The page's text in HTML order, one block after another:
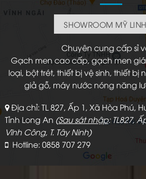
SHOWROOM MỸ
Chuyên cung cấp sỉ
Gạch men cao cấp, gạch men
loại, bột trét, thiết bị vệ sinh, thiết bị
giả gỗ, máy nước nóng năng
Địa chỉ: TL 827, Ấp 1, Xã Hòa Phú,
Tỉnh Long An (Sau sát nhập: TL827,
Vĩnh Công, T. Tây Ninh)
Hotline: 0858 707 279